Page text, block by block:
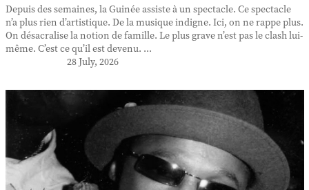
Depuis des semaines, la Guinée assiste à un spectacle. Ce spectacle
n’a plus rien d’artistique. De la musique indigne. Ici, on ne rappe plus.
On désacralise la notion de famille. Le plus grave n’est pas le clash lui-
même. C’est ce qu’il est devenu. ...
28 July, 2026